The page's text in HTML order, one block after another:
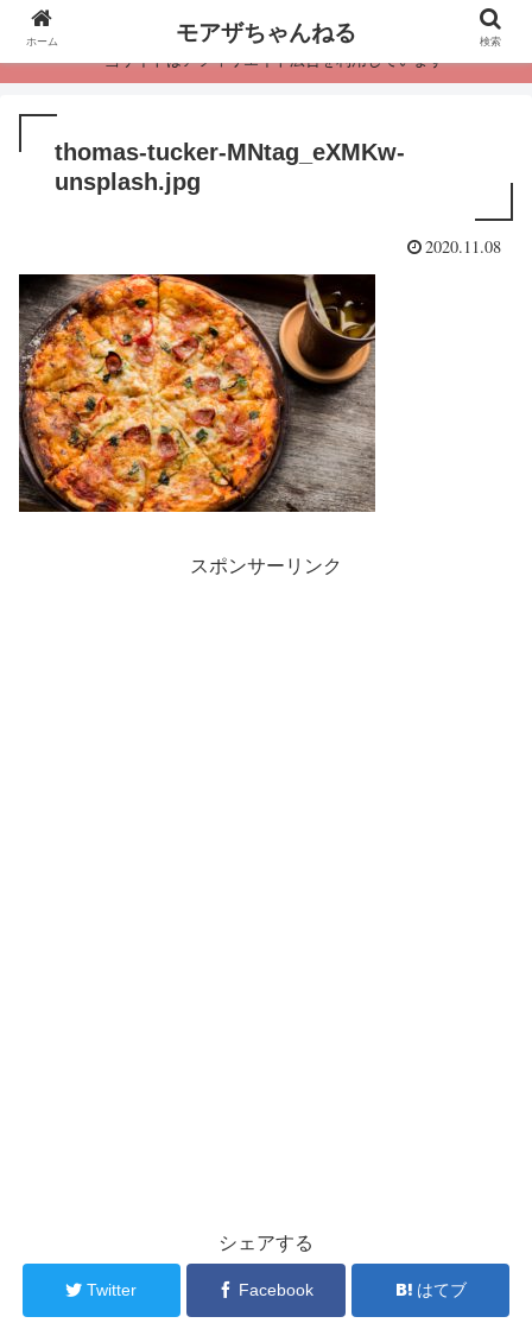
・当サイトはアフィリエイト広告を利用しています
thomas-tucker-MNtag_eXMKw-
unsplash.jpg
2020.11.08
スポンサーリンク
シェアする
Twitter Facebook はてブ
ホーム モアザちゃんねる 検索